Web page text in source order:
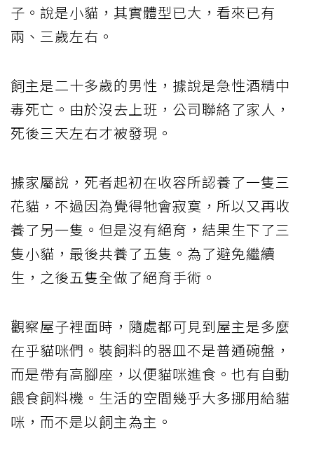
子。說是小貓，其實體型已大，看來已有
兩、三歲左右。
飼主是二十多歲的男性，據說是急性酒精中
毒死亡。由於沒去上班，公司聯絡了家人，
死後三天左右才被發現。
據家屬說，死者起初在收容所認養了一隻三
花貓，不過因為覺得牠會寂寞，所以又再收
養了另一隻。但是沒有絕育，結果生下了三
隻小貓，最後共養了五隻。為了避免繼續
生，之後五隻全做了絕育手術。
觀察屋子裡面時，隨處都可見到屋主是多麼
在乎貓咪們。裝飼料的器皿不是普通碗盤，
而是帶有高腳座，以便貓咪進食。也有自動
餵食飼料機。生活的空間幾乎大多挪用給貓
咪，而不是以飼主為主。